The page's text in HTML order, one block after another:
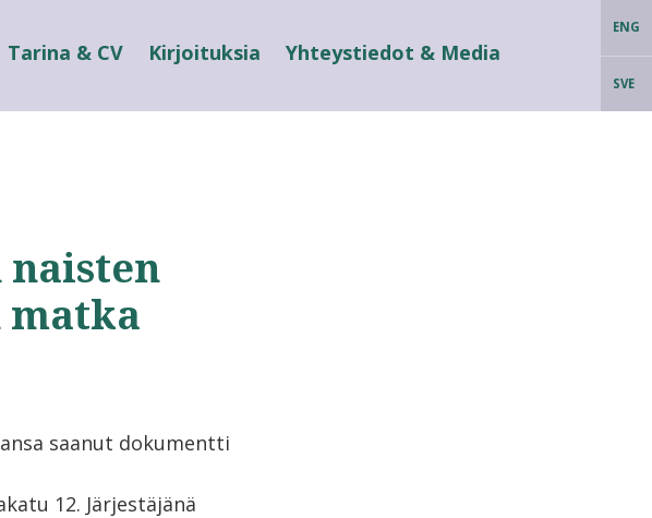
ENG
SVE
Tarina & CV Kirjoituksia Yhteystiedot & Media
naisten
saanut dokumentti
12. Järjestäjänä